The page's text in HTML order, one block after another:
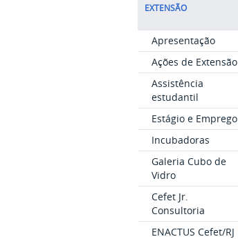
EXTENSÃO
Apresentação
Ações de Extensão
Assistência
estudantil
Estágio e Emprego
Incubadoras
Galeria Cubo de
Vidro
Cefet Jr.
Consultoria
ENACTUS Cefet/RJ